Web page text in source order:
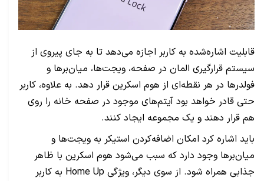
قابلیت اشاره‌شده به کاربر اجازه می‌دهد تا به‌ جای پیروی از
سیستم قرارگیری المان در صفحه، ویجت‌ها، میان‌برها و
فولدرها در هر نقطه‌ای از هوم اسکرین قرار دهد. به علاوه، کاربر
حتی قادر خواهد بود آیتم‌های موجود در صفحه خانه را روی
هم قرار دهند و یک مجموعه ایجاد کنند.
باید اشاره کرد امکان اضافه‌کردن استیکر به ویجت‌ها و
میان‌برها وجود دارد که سبب می‌شود هوم اسکرین با ظاهر
جذابی همراه شود. از سوی دیگر، ویژگی Home Up به کاربر